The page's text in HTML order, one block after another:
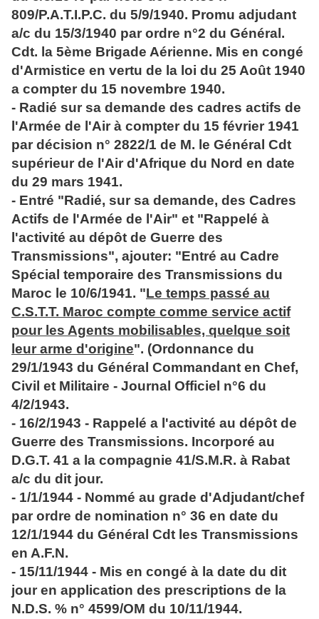
809/P.A.T.I.P.C. du 5/9/1940. Promu adjudant
a/c du 15/3/1940 par ordre n°2 du Général.
Cdt. la 5ème Brigade Aérienne. Mis en congé
d'Armistice en vertu de la loi du 25 Août 1940
a compter du 15 novembre 1940.
- Radié sur sa demande des cadres actifs de
l'Armée de l'Air à compter du 15 février 1941
par décision n° 2822/1 de M. le Général Cdt
supérieur de l'Air d'Afrique du Nord en date
du 29 mars 1941.
- Entré "Radié, sur sa demande, des Cadres
Actifs de l'Armée de l'Air" et "Rappelé à
l'activité au dépôt de Guerre des
Transmissions", ajouter: "Entré au Cadre
Spécial temporaire des Transmissions du
Maroc le 10/6/1941. "Le temps passé au
C.S.T.T. Maroc compte comme service actif
pour les Agents mobilisables, quelque soit
leur arme d'origine". (Ordonnance du
29/1/1943 du Général Commandant en Chef,
Civil et Militaire - Journal Officiel n°6 du
4/2/1943.
- 16/2/1943 - Rappelé a l'activité au dépôt de
Guerre des Transmissions. Incorporé au
D.G.T. 41 a la compagnie 41/S.M.R. à Rabat
a/c du dit jour.
- 1/1/1944 - Nommé au grade d'Adjudant/chef
par ordre de nomination n° 36 en date du
12/1/1944 du Général Cdt les Transmissions
en A.F.N.
- 15/11/1944 - Mis en congé à la date du dit
jour en application des prescriptions de la
N.D.S. % n° 4599/OM du 10/11/1944.